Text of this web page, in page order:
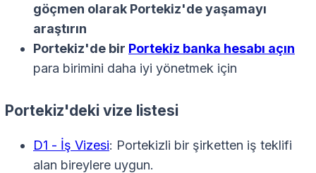
göçmen olarak Portekiz'de yaşamayı
araştırın
Portekiz'de bir Portekiz banka hesabı açın
para birimini daha iyi yönetmek için
Portekiz'deki vize listesi
D1 - İş Vizesi: Portekizli bir şirketten iş teklifi
alan bireylere uygun.